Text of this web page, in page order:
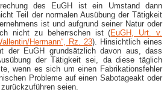
des EuGH ist ein Umstand dann
Teil der normalen Ausübung der Tätigkeit
ist und aufgrund seiner Natur oder
nicht zu beherrschen ist (EuGH, Urt. v.
Hermann“, Rz. 23). Hinsichtlich eines
der EuGH grundsätzlich davon aus, dass
der Tätigkeit sei, da diese täglich
wenn es sich um einen Fabrikationsfehler
Probleme auf einen Sabotageakt oder
seien.